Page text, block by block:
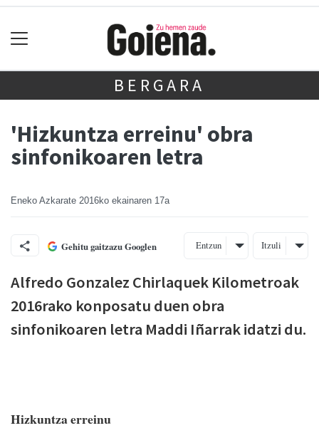
BERGARA
'Hizkuntza erreinu' obra
sinfonikoaren letra
Eneko Azkarate 2016ko ekainaren 17a
Gehitu gaitzazu Googlen Entzun Itzuli
Alfredo Gonzalez Chirlaquek Kilometroak
2016rako konposatu duen obra
sinfonikoaren letra Maddi Iñarrak idatzi du.
Hizkuntza erreinu